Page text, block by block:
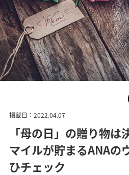
掲載日：2022.04.07
「母の日」の贈り物は
マイルが貯まるANAの
ひチェック